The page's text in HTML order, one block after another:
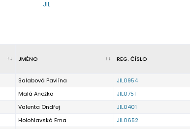
JIL
JMÉNO REG. ČÍSLO
Salabová Pavlína JIL0954
Malá Anežka JIL0751
Valenta Ondřej JIL0401
Holohlavská Ema JIL0652